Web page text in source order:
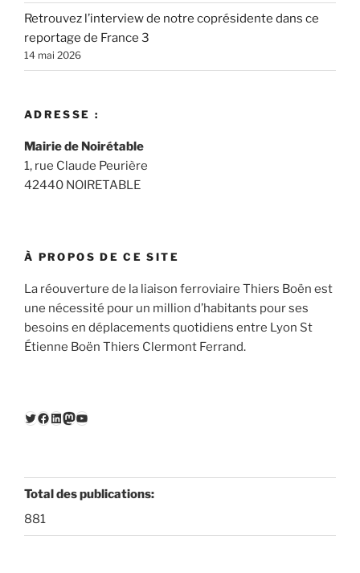
Retrouvez l’interview de notre coprésidente dans ce
reportage de France 3
14 mai 2026
ADRESSE :
Mairie de Noirétable
1, rue Claude Peurière
42440 NOIRETABLE
À PROPOS DE CE SITE
La réouverture de la liaison ferroviaire Thiers Boën est
une nécessité pour un million d’habitants pour ses
besoins en déplacements quotidiens entre Lyon St
Étienne Boën Thiers Clermont Ferrand.
Twitter
Facebook
LinkedIn
Mastodon
YouTube
Total des publications:
881